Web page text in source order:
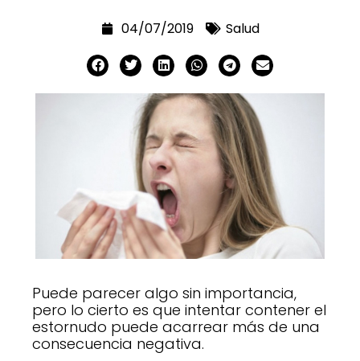
04/07/2019 Salud
Puede parecer algo sin importancia,
pero lo cierto es que intentar contener el
estornudo puede acarrear más de una
consecuencia negativa.